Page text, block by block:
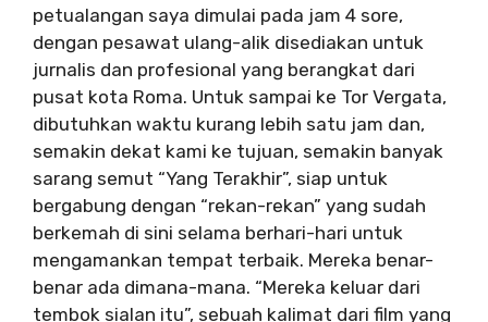
petualangan saya dimulai pada jam 4 sore,
dengan pesawat ulang-alik disediakan untuk
jurnalis dan profesional yang berangkat dari
pusat kota Roma. Untuk sampai ke Tor Vergata,
dibutuhkan waktu kurang lebih satu jam dan,
semakin dekat kami ke tujuan, semakin banyak
sarang semut “Yang Terakhir”, siap untuk
bergabung dengan “rekan-rekan” yang sudah
berkemah di sini selama berhari-hari untuk
mengamankan tempat terbaik. Mereka benar-
benar ada dimana-mana. “Mereka keluar dari
tembok sialan itu”, sebuah kalimat dari film yang